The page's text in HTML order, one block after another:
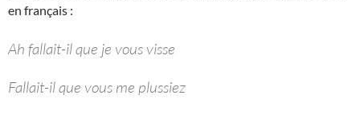
en français :
Ah fallait-il que je vous visse
Fallait-il que vous me plussiez